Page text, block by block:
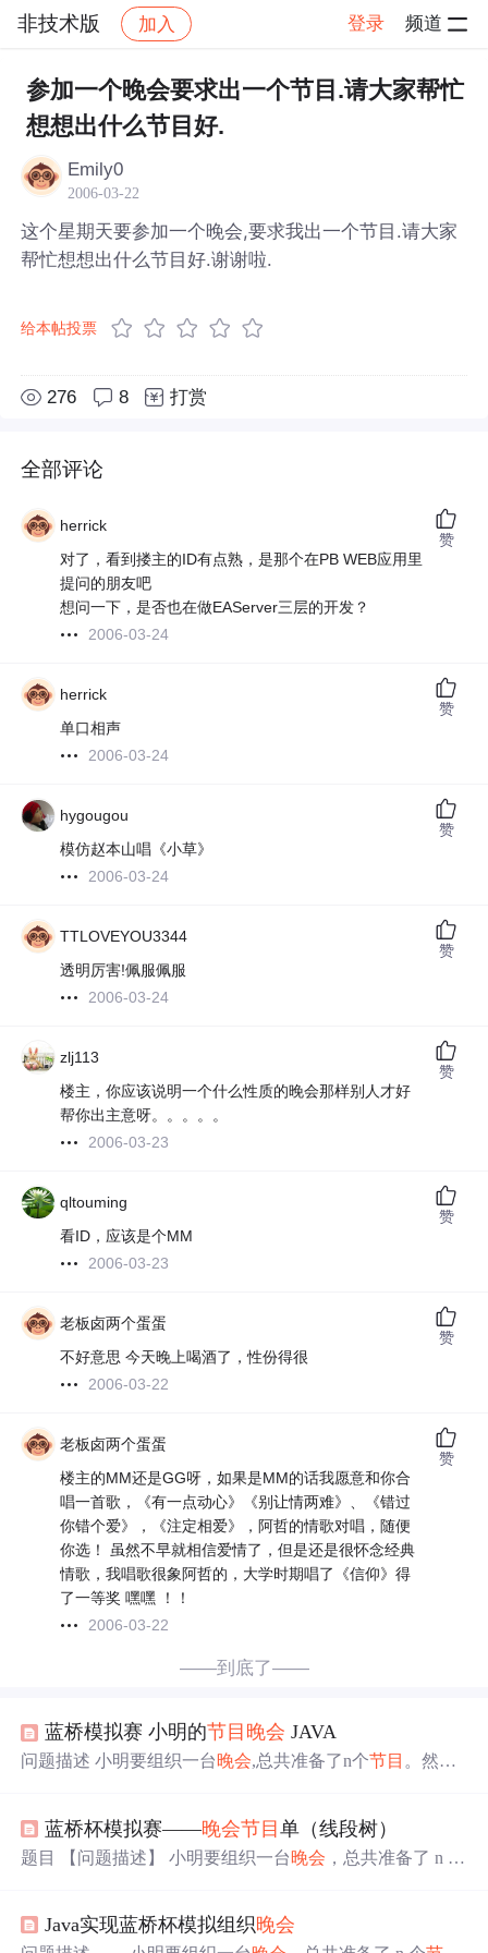
非技术版 加入 登录 频道
社区 非技术版 帖子详情
参加一个晚会要求出一个节目.请大家帮忙
想想出什么节目好.
Emily0
2006-03-22
这个星期天要参加一个晚会,要求我出一个节目.请大家
帮忙想想出什么节目好.谢谢啦.
给本帖投票
276 8 打赏
全部评论
herrick
对了，看到搂主的ID有点熟，是那个在PB WEB应用里
提问的朋友吧
想问一下，是否也在做EAServer三层的开发？
2006-03-24
赞
herrick
单口相声
2006-03-24
赞
hygougou
模仿赵本山唱《小草》
2006-03-24
赞
TTLOVEYOU3344
透明厉害!佩服佩服
2006-03-24
赞
zlj113
楼主，你应该说明一个什么性质的晚会那样别人才好
帮你出主意呀。。。。。
2006-03-23
赞
qltouming
看ID，应该是个MM
2006-03-23
赞
老板卤两个蛋蛋
不好意思 今天晚上喝酒了，性份得很
2006-03-22
赞
老板卤两个蛋蛋
楼主的MM还是GG呀，如果是MM的话我愿意和你合
唱一首歌，《有一点动心》《别让情两难》、《错过
你错个爱》，《注定相爱》，阿哲的情歌对唱，随便
你选！ 虽然不早就相信爱情了，但是还是很怀念经典
情歌，我唱歌很象阿哲的，大学时期唱了《信仰》得
了一等奖 嘿嘿 ！！
2006-03-22
赞
——到底了——
蓝桥模拟赛 小明的节目 晚会 JAVA
问题描述 小明要组织一台晚会,总共准备了n个节目 。然后
发现，观众对于晚上的喜欢程度与前几个节目的好看程度
有非常大的关系，他希望选出的第-个节目
尽可能好看,在此
，满足他的要求。 输入格式 输入的第...
蓝桥杯模拟赛——晚会节目单（线段树）
题目 【问题描述】 小明要组织一台晚会 ，总共准备了 n 个
能改变。 小明发现，观众对于晚会的喜欢程度与前几个
目的好看程度有非常大的关系，他希望选出的第一个节目
Java实现蓝桥杯模拟组织晚会